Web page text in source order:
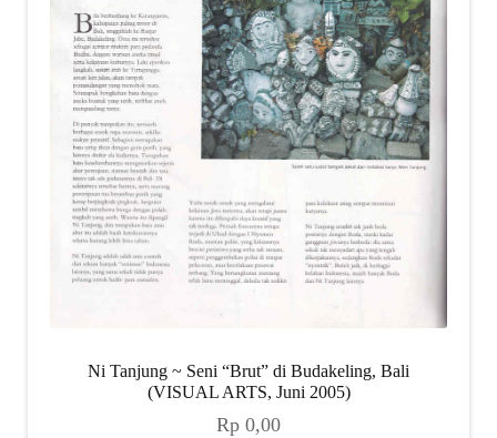
Ni Tanjung ~ Seni “Brut” di Budakeling, Bali
(VISUAL ARTS, Juni 2005)
Rp 0,00